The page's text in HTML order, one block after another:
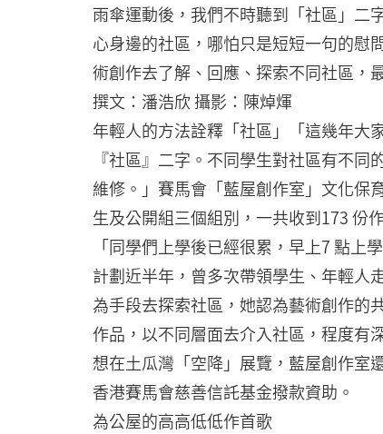
雨傘運動後，我們不時聽到「社區」二
心身邊的社區，哪怕只是短短一句的慰
術創作去了解、回應、探索不同社區，
撰文：潘浩欣 攝影：陳焯煇
年輕人的方法詮釋「社區」「這幾年大
『社區』二字。不同學生對社區有不
維修。」賽馬會「藍屋創作室」文化保
生及公開組三個組別，一共收到173 份
「同學們上學後已經很累，早上7 點
計劃近半年，曾多次帶領學生、年輕人
為手段去探索社區，她認為藝術創作的
作品，以不同層面去介入社區，程度有
想在土瓜灣「空降」展覽，藍屋創作室
香港賽馬會慈善信託基金撥款資助。
為公屋的高高低低作首歌